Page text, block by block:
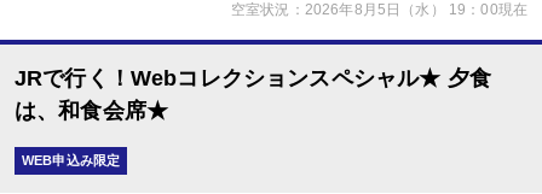
空室状況：2026年8月5日（水） 19：00現在
JRで行く！Webコレクションスペシャル★ 夕食
は、和食会席★
WEB申込み限定